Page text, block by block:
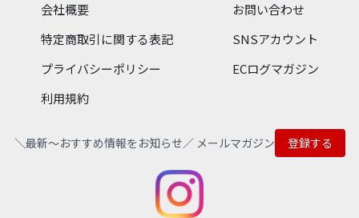
会社概要
特定商取引に関する表記
プライバシーポリシー
利用規約
お問い合わせ
SNSアカウント
ECログマガジン
＼最新〜おすすめ情報をお知らせ／ メールマガジン 登録する